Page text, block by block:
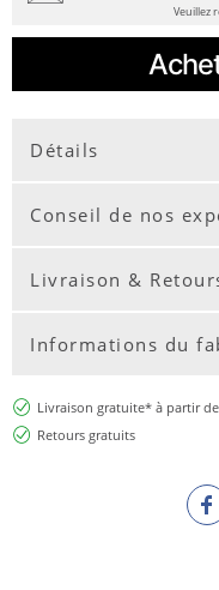
Veuillez
Détails
Conseil de nos
Livraison &
Informations du
Livraison gratuite* à partir
Retours gratuits